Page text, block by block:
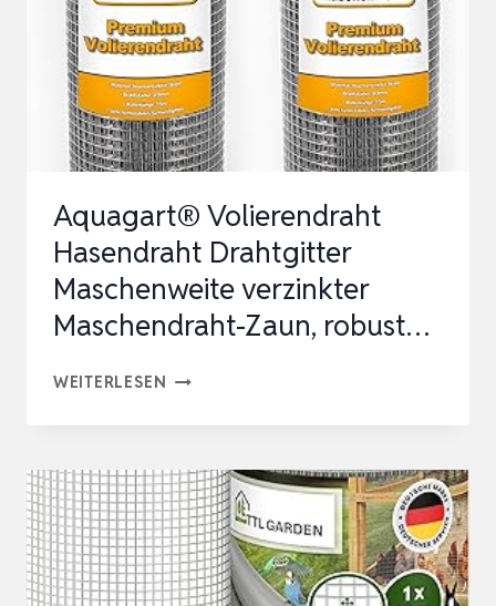
MASCHENDRAHTGEFLECHT,
12.7
MM
LÖCHER
DRAHTGITTER
Aquagart® Volierendraht
Hasendraht Drahtgitter
Maschenweite verzinkter
Maschendraht-Zaun, robust…
WEITERLESEN AQUAGART®
DRAHTGITTER
MASCHENWEITE
VERZINKTER
MASCHENDRAHT-